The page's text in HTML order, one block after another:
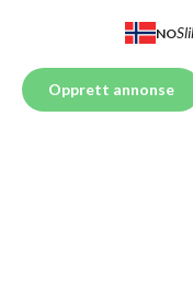
NO
Opprett annonse